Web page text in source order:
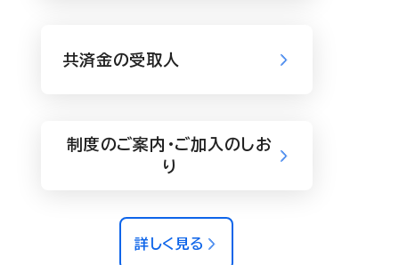
共済金の受取人
制度のご案内・ご加入のしお
り
詳しく見る